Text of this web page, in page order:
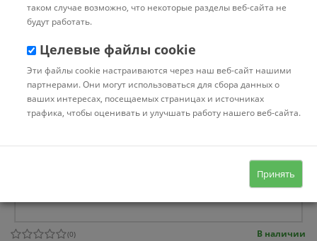
(0)
В наличии
таком случае возможно, что некоторые разделы веб-сайта не
будут работать.
Целевые файлы cookie
Эти файлы cookie настраиваются через наш веб-сайт нашими
партнерами. Они могут использоваться для сбора данных о
ваших интересах, посещаемых страницах и источниках
трафика, чтобы оценивать и улучшать работу нашего веб-сайта.
Принять